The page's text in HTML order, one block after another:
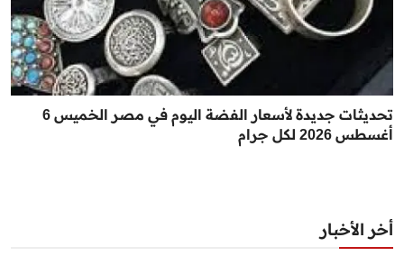
تحديثات جديدة لأسعار الفضة اليوم في مصر الخميس 6
أغسطس 2026 لكل جرام
أخر الأخبار